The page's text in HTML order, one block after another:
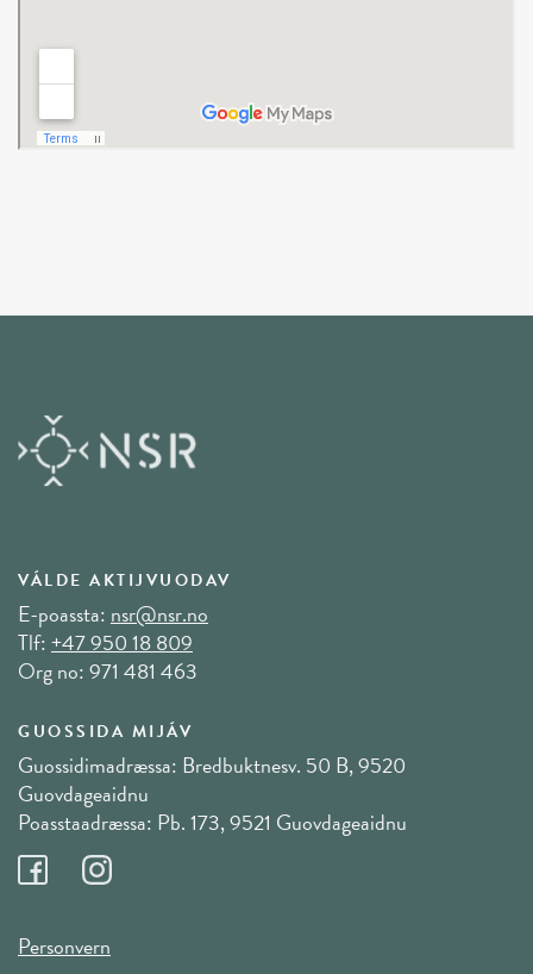
VÁLDE AKTIJVUODAV
E-poassta: nsr@nsr.no
Tlf:+47 950 18 809
Org no: 971 481 463
GUOSSIDA MIJÁV
Guossidimadræssa: Bredbuktnesv. 50 B, 9520
Guovdageaidnu
Poasstaadræssa: Pb. 173, 9521 Guovdageaidnu
Personvern